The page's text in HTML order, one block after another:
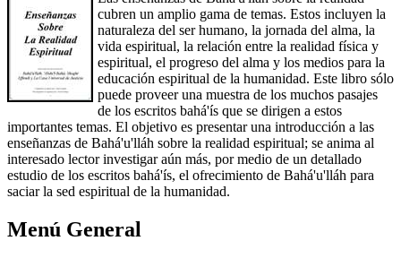
cubren un amplio gama de temas. Estos incluyen la
naturaleza del ser humano, la jornada del alma, la
vida espiritual, la relación entre la realidad física y
espiritual, el progreso del alma y los medios para la
educación espiritual de la humanidad. Este libro sólo
puede proveer una muestra de los muchos pasajes
de los escritos bahá'ís que se dirigen a estos
importantes temas. El objetivo es presentar una introducción a las
enseñanzas de Bahá'u'lláh sobre la realidad espiritual; se anima al
interesado lector investigar aún más, por medio de un detallado
estudio de los escritos bahá'ís, el ofrecimiento de Bahá'u'lláh para
saciar la sed espiritual de la humanidad.
Menú General